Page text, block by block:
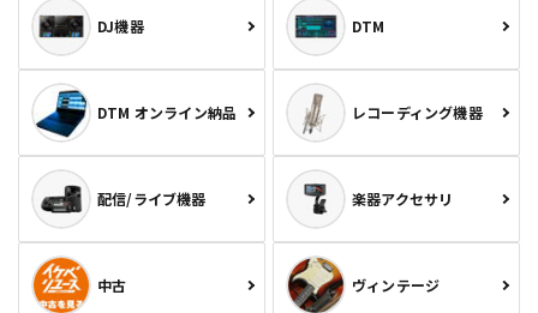
DJ機器 DTM
DTM オンライン納品 レコーディング機器
配信/ライブ機器 楽器アクセサリ
中古 ヴィンテージ